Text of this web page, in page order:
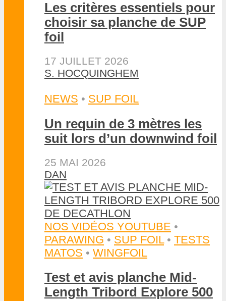
Les critères essentiels pour
choisir sa planche de SUP
foil
17 JUILLET 2026
S. HOCQUINGHEM
NEWS • SUP FOIL
Un requin de 3 mètres les
suit lors d’un downwind foil
25 MAI 2026
DAN
NOS VIDÉOS YOUTUBE •
PARAWING • SUP FOIL • TESTS
MATOS • WINGFOIL
Test et avis planche Mid-
Length Tribord Explore 500